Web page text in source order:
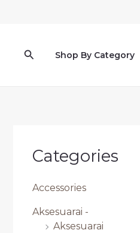
PaieškaShop By Category
Categories
Accessories
Aksesuarai -
Aksesuarai